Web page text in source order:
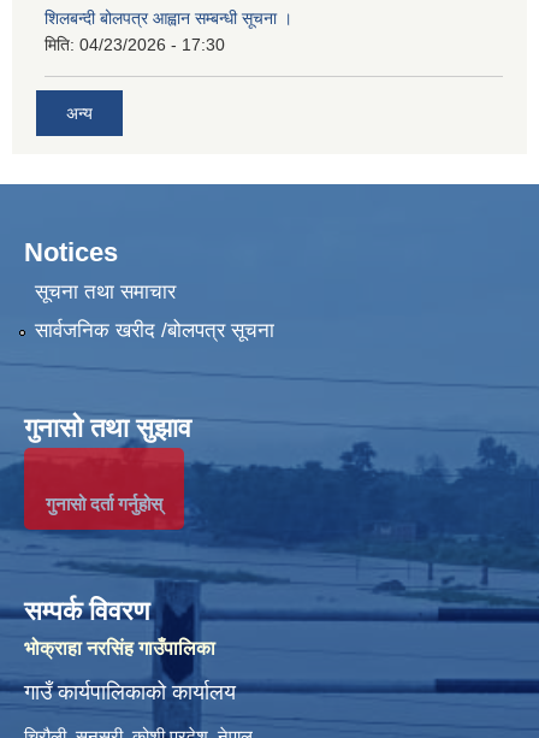
शिलबन्दी बोलपत्र आह्वान सम्बन्धी सूचना ।
मिति: 04/23/2026 - 17:30
अन्य
Notices
सूचना तथा समाचार
सार्वजनिक खरीद /बोलपत्र सूचना
गुनासो तथा सुझाव
गुनासो दर्ता गर्नुहोस्
सम्पर्क विवरण
भोक्राहा नरसिंह गाउँपालिका
गाउँ कार्यपालिकाको कार्यालय